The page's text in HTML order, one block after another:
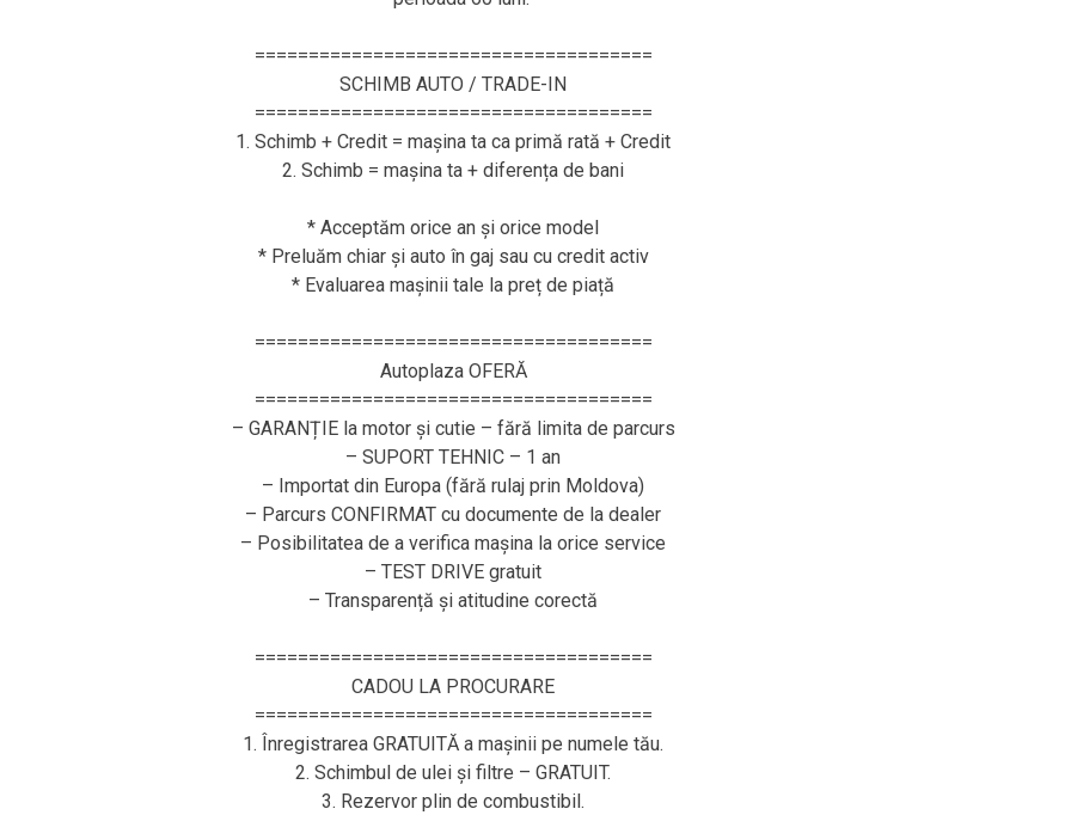
=====================================
SCHIMB AUTO / TRADE-IN
=====================================
1. Schimb + Credit = mașina ta ca primă rată + Credit
2. Schimb = mașina ta + diferența de bani
* Acceptăm orice an și orice model
* Preluăm chiar și auto în gaj sau cu credit activ
* Evaluarea mașinii tale la preț de piață
=====================================
Autoplaza OFERĂ
=====================================
– GARANȚIE la motor și cutie – fără limita de parcurs
– SUPORT TEHNIC – 1 an
– Importat din Europa (fără rulaj prin Moldova)
– Parcurs CONFIRMAT cu documente de la dealer
– Posibilitatea de a verifica mașina la orice service
– TEST DRIVE gratuit
– Transparență și atitudine corectă
=====================================
CADOU LA PROCURARE
=====================================
1. Înregistrarea GRATUITĂ a mașinii pe numele tău.
2. Schimbul de ulei și filtre – GRATUIT.
3. Rezervor plin de combustibil.